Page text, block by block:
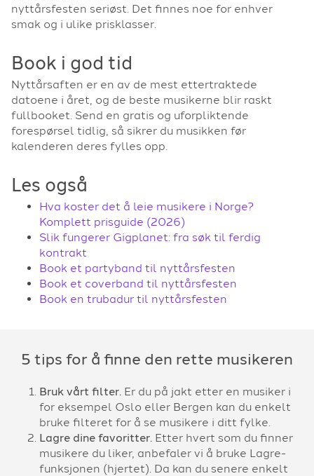
nyttårsfesten seriøst. Det finnes noe for enhver
smak og i ulike prisklasser.
Book i god tid
Nyttårsaften er en av de mest ettertraktede
datoene i året, og de beste musikerne blir raskt
fullbooket. Send en gratis og uforpliktende
forespørsel tidlig, så sikrer du musikken før
kalenderen deres fylles opp.
Les også
Hva koster det å leie musikere i Norge?
Komplett prisguide (2026)
Slik fungerer Gigplanet: fra søk til ferdig
kontrakt
Book et partyband til nyttårsfesten
Book et coverband til nyttårsfesten
Book en trubadur til nyttårsfesten
5 tips for å finne den rette musikeren
Bruk vårt filter. Er du på jakt etter en musiker i
for eksempel Oslo eller Bergen kan du enkelt
bruke filteret for å se musikere i ditt fylke.
Lagre dine favoritter. Etter hvert som du finner
musikere du liker, anbefaler vi å bruke Lagre-
funksjonen (hjertet). Da kan du senere enkelt